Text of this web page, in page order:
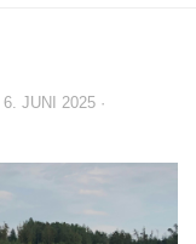
6. JUNI 2025 ·